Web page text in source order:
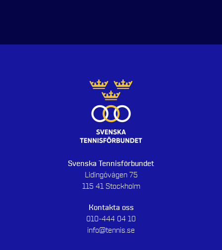
Svenska Tennisförbundet
Lidingövägen 75
115 41 Stockholm
Kontakta oss
010-444 04 10
info@tennis.se